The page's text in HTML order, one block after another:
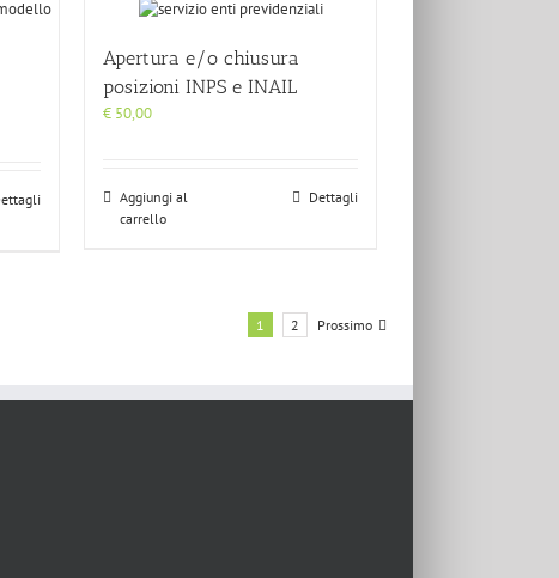
Apertura e/o chiusura
posizioni INPS e INAIL
€ 50,00
Aggiungi al
carrello
Dettagli
1 2 Prossimo